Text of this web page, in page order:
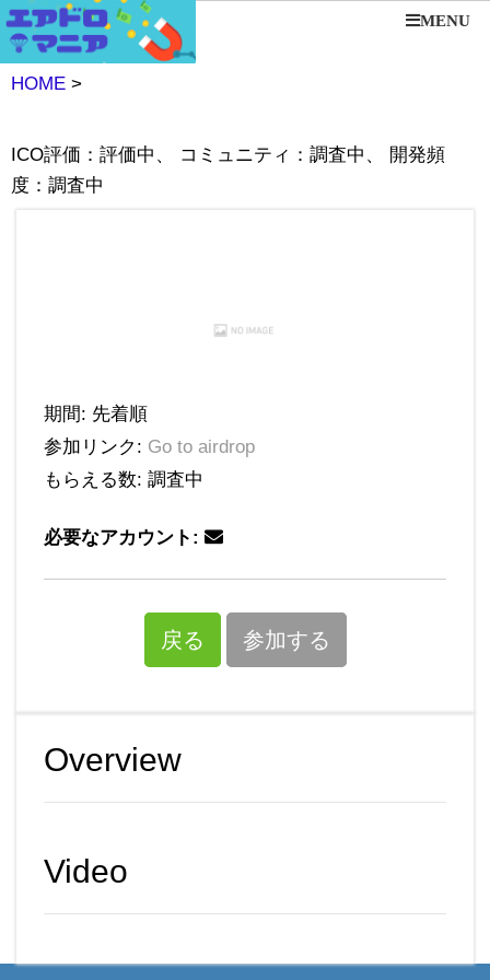
MENU
HOME >
ICO評価：評価中、 コミュニティ：調査中、 開発頻
度：調査中
期間: 先着順
参加リンク: Go to airdrop
もらえる数: 調査中
必要なアカウント:
戻る 参加する
Overview
Video